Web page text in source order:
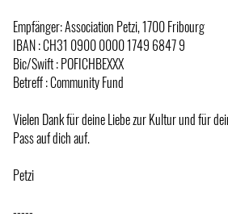
Empfänger: Association Petzi, 1700 Fribourg
IBAN : CH31 0900 0000 1749 6847 9
Bic/Swift : POFICHBEXXX
Betreff : Community Fund
Vielen Dank für deine Liebe zur Kultur und für
Pass auf dich auf.
Petzi
-----